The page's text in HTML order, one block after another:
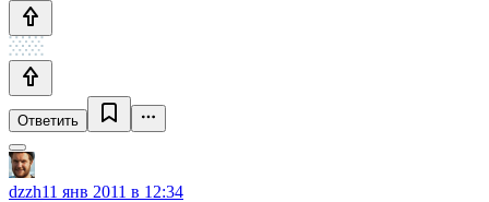
Ответить
dzzh11 янв 2011 в 12:34